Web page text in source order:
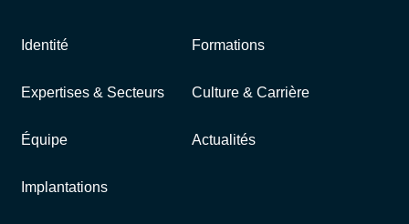
Identité Formations
Expertises & Secteurs Culture & Carrière
Équipe Actualités
Implantations